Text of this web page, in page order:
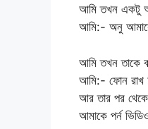
আমি তখন একটু
আমি:- অনু আমাকে
আমি তখন তাকে
আমি:- ফোন
আর তার পর
আমাকে পর্ন